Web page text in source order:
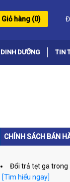
Giỏ hàng (0)
DINH DƯỠNG TIN
CHÍNH SÁCH BÁN
Đổi trả tẹt ga trong
[Tìm hiểu ngay]